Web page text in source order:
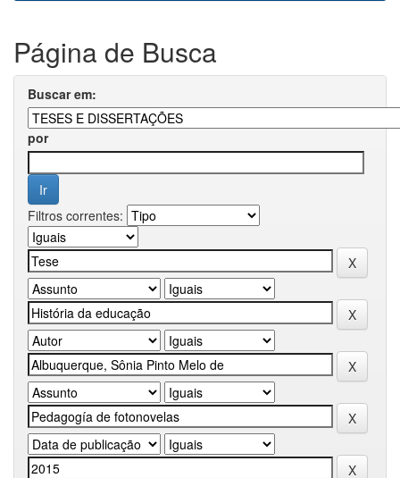
Página de Busca
Buscar em:
por
Filtros correntes: